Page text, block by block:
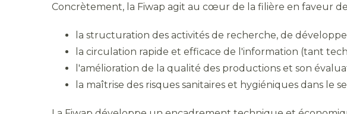
Concrètement, la Fiwap agit au cœur de la filière en faveur
la structuration des activités de recherche, de
la circulation rapide et efficace de l'information (tant
l'amélioration de la qualité des productions et son
la maîtrise des risques sanitaires et hygiéniques dans le